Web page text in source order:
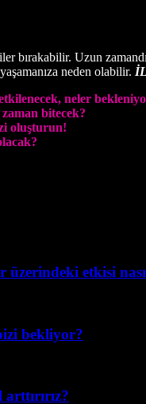
bırakabilir. Uzun
neden olabilir.
neler
bitecek?
oluşturun!
k?
üzerindeki etkisi
bekliyor?